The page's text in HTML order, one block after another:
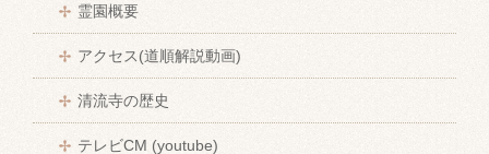
霊園概要
アクセス(道順解説動画)
清流寺の歴史
テレビCM (youtube)